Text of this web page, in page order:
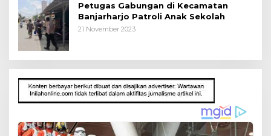
Petugas Gabungan di Kecamatan
Banjarharjo Patroli Anak Sekolah
21 November 2023